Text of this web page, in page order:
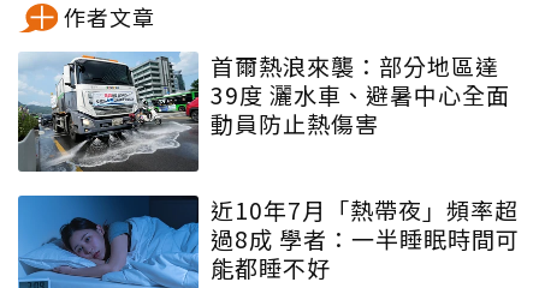
作者文章
首爾熱浪來襲：部分地區達
39度 灑水車、避暑中心全面
動員防止熱傷害
近10年7月「熱帶夜」頻率超
過8成 學者：一半睡眠時間可
能都睡不好